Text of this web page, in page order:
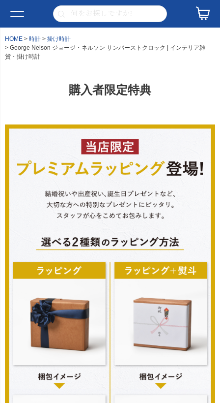
HOME 時計
掛け時計
George Nelson ジョージ・ネルソン サンバーストクロック | インテリア雑
貨・掛け時計
購入者限定特典